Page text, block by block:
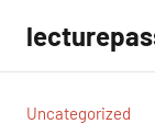
contenu
Uncategorized